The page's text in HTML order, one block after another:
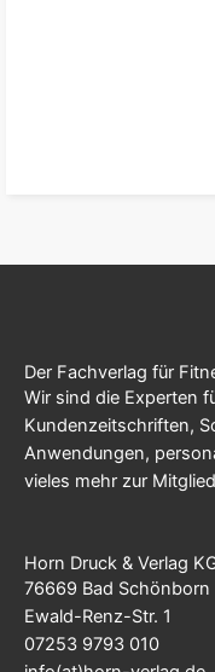
Der Fachverlag für
Wir sind die Experten
Kundenzeitschriften,
Anwendungen,
vieles mehr zur
Horn Druck & Verlag
76669 Bad Schönborn
Ewald-Renz-Str. 1
07253 9793 010